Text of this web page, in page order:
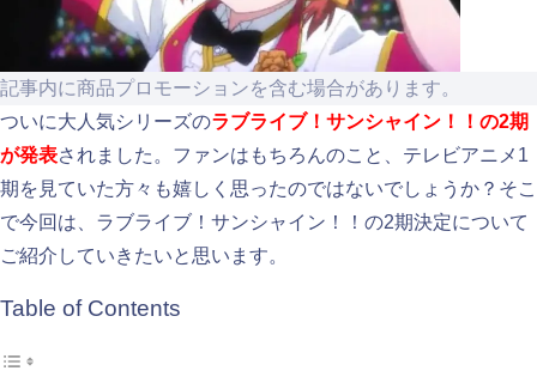
記事内に商品プロモーションを含む場合があります。
ついに大人気シリーズのラブライブ！サンシャイン！！の2期
が発表されました。ファンはもちろんのこと、テレビアニメ1
期を見ていた方々も嬉しく思ったのではないでしょうか？そこ
で今回は、ラブライブ！サンシャイン！！の2期決定について
ご紹介していきたいと思います。
Table of Contents